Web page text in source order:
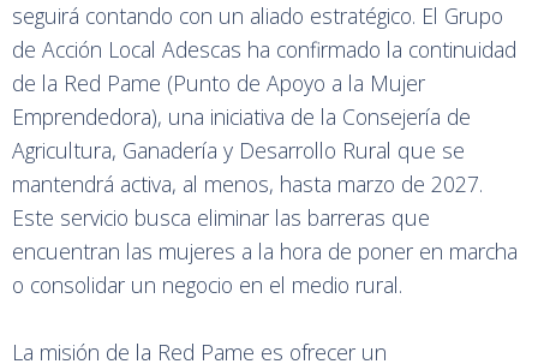
seguirá contando con un aliado estratégico. El Grupo
de Acción Local Adescas ha confirmado la continuidad
de la Red Pame (Punto de Apoyo a la Mujer
Emprendedora), una iniciativa de la Consejería de
Agricultura, Ganadería y Desarrollo Rural que se
mantendrá activa, al menos, hasta marzo de 2027.
Este servicio busca eliminar las barreras que
encuentran las mujeres a la hora de poner en marcha
o consolidar un negocio en el medio rural.
La misión de la Red Pame es ofrecer un